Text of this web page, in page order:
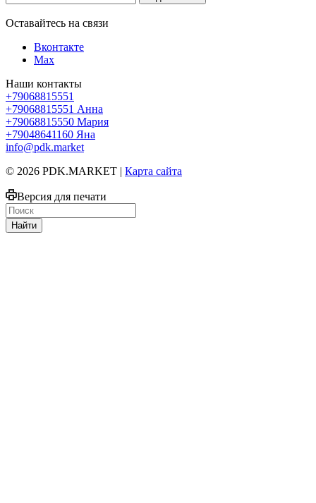
Оставайтесь на связи
Вконтакте
Max
Наши контакты
+79068815551
+79068815551 Анна
+79068815550 Мария
+79048641160 Яна
info@pdk.market
© 2026 PDK.MARKET | Карта сайта
Версия для печати
Найти